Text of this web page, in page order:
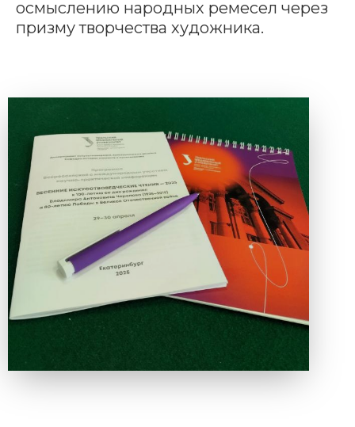
осмыслению народных ремесел через
призму творчества художника.